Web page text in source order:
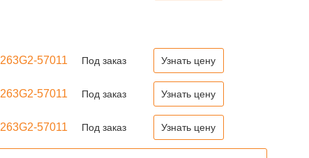
263G2-57011 Под заказ Узнать цену
263G2-57011 Под заказ Узнать цену
263G2-57011 Под заказ Узнать цену